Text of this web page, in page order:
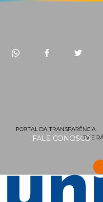
FALE CONOSCO
PORTAL DA TRANSPARÊNCIA
TV E